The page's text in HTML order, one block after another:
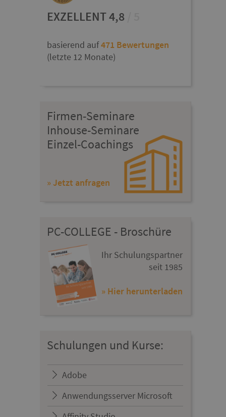
EXZELLENT 4,8
basierend auf471 Bewertungen
(letzte 12 Monate)
Firmen-Seminare
Inhouse-Seminare
Einzel-Coachings
» Jetzt anfragen
PC-COLLEGE - Broschüre
Ihr Schulungspartner
seit 1985
» Hier herunterladen
Schulungen und Kurse:
Adobe
Anwendungsserver Microsoft